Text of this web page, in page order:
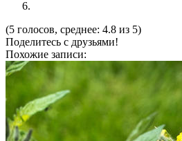
(5 голосов, среднее: 4.8 из 5)
Поделитесь с друзьями!
Похожие записи: